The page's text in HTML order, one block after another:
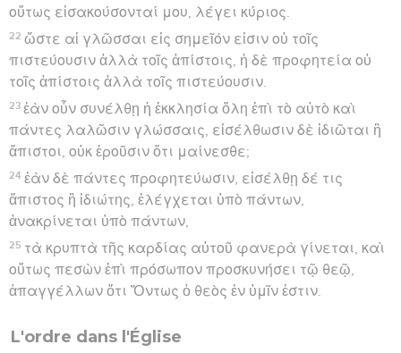
οὕτως εἰσακούσονταί μου, λέγει κύριος.
22 ὥστε αἱ γλῶσσαι εἰς σημεῖόν εἰσιν οὐ τοῖς
πιστεύουσιν ἀλλὰ τοῖς ἀπίστοις, ἡ δὲ προφητεία οὐ
τοῖς ἀπίστοις ἀλλὰ τοῖς πιστεύουσιν.
23 ἐὰν οὖν συνέλθῃ ἡ ἐκκλησία ὅλη ἐπὶ τὸ αὐτὸ καὶ
πάντες λαλῶσιν γλώσσαις, εἰσέλθωσιν δὲ ἰδιῶται ἢ
ἄπιστοι, οὐκ ἐροῦσιν ὅτι μαίνεσθε;
24 ἐὰν δὲ πάντες προφητεύωσιν, εἰσέλθῃ δέ τις
ἄπιστος ἢ ἰδιώτης, ἐλέγχεται ὑπὸ πάντων,
ἀνακρίνεται ὑπὸ πάντων,
25 τὰ κρυπτὰ τῆς καρδίας αὐτοῦ φανερὰ γίνεται, καὶ
οὕτως πεσὼν ἐπὶ πρόσωπον προσκυνήσει τῷ θεῷ,
ἀπαγγέλλων ὅτι Ὄντως ὁ θεὸς ἐν ὑμῖν ἐστιν.
L'ordre dans l'Église